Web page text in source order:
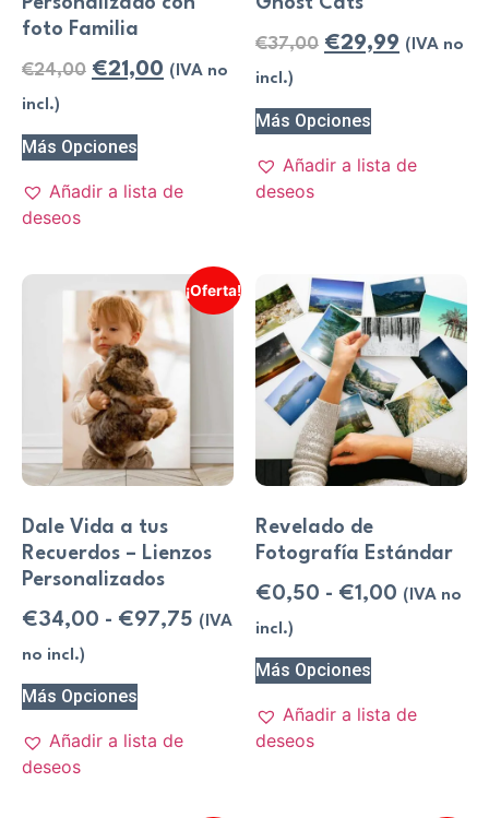
foto Familia
€24,00 €21,00 (IVA no
incl.)
Más Opciones
Añadir a lista de
deseos
€37,00 €29,99 (IVA no
incl.)
Más Opciones
Añadir a lista de
deseos
¡Oferta!
Dale Vida a tus
Recuerdos – Lienzos
Personalizados
€34,00 - €97,75 (IVA
no incl.)
Más Opciones
Añadir a lista de
deseos
Revelado de
Fotografía Estándar
€0,50 - €1,00 (IVA no
incl.)
Más Opciones
Añadir a lista de
deseos